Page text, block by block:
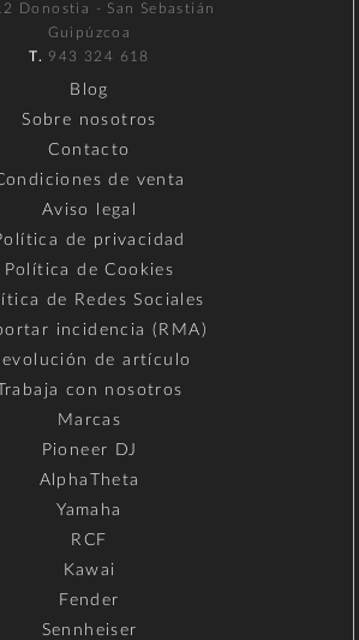
Donostia - San Sebastián
Guipúzcoa
T. 943 324 618
Blog
Sobre nosotros
Contacto
de venta
Aviso legal
de privacidad
Política de Cookies
de Redes Sociales
incidencia (RMA)
de artículo
con nosotros
Marcas
Pioneer DJ
AlphaTheta
Yamaha
RCF
Kawai
Fender
Sennheiser